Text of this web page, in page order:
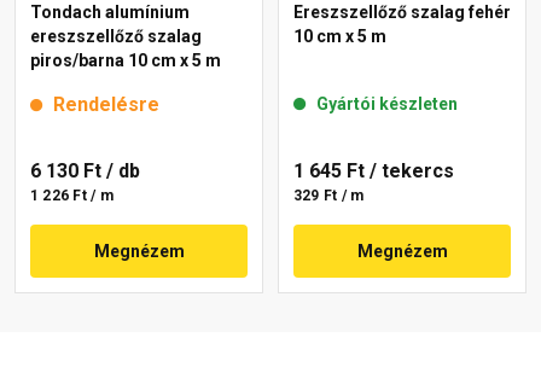
Tondach alumínium
ereszszellőző szalag
piros/barna 10 cm x 5 m
Rendelésre
6 130 Ft / db
1 226 Ft / m
Megnézem
Ereszszellőző szalag fehér
10 cm x 5 m
Gyártói készleten
1 645 Ft / tekercs
329 Ft / m
Megnézem